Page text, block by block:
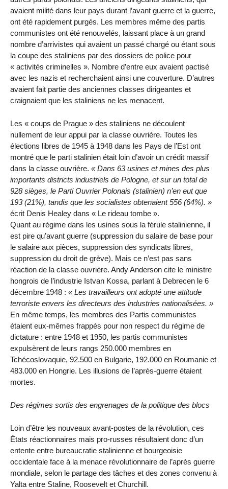
avaient milité dans leur pays durant l’avant guerre et la guerre,
ont été rapidement purgés. Les membres même des partis
communistes ont été renouvelés, laissant place à un grand
nombre d’arrivistes qui avaient un passé chargé ou étant sous
la coupe des staliniens par des dossiers de police pour
« activités criminelles ». Nombre d’entre eux avaient pactisé
avec les nazis et recherchaient ainsi une couverture. D’autres
avaient fait partie des anciennes classes dirigeantes et
craignaient que les staliniens ne les menacent.
Les « coups de Prague » des staliniens ne découlent
nullement de leur appui par la classe ouvrière. Toutes les
élections libres de 1945 à 1948 dans les Pays de l’Est ont
montré que le parti stalinien était loin d’avoir un crédit massif
dans la classe ouvrière. « Dans 63 usines et mines des plus
importants districts industriels de Pologne, et sur un total de
928 sièges, le Parti Ouvrier Polonais (stalinien) n’en eut que
193 (21%), tandis que les socialistes obtenaient 556 (64%). »
écrit Denis Healey dans « Le rideau tombe ».
Quant au régime dans les usines sous la férule stalinienne, il
est pire qu’avant guerre (suppression du salaire de base pour
le salaire aux pièces, suppression des syndicats libres,
suppression du droit de grève). Mais ce n’est pas sans
réaction de la classe ouvrière. Andy Anderson cite le ministre
hongrois de l’industrie Istvan Kossa, parlant à Debrecen le 6
décembre 1948 : « Les travailleurs ont adopté une attitude
terroriste envers les directeurs des industries nationalisées. »
En même temps, les membres des Partis communistes
étaient eux-mêmes frappés pour non respect du régime de
dictature : entre 1948 et 1950, les partis communistes
expulsèrent de leurs rangs 250.000 membres en
Tchécoslovaquie, 92.500 en Bulgarie, 192.000 en Roumanie et
483.000 en Hongrie. Les illusions de l’après-guerre étaient
mortes.
Des régimes sortis des engrenages de la politique des blocs
Loin d’être les nouveaux avant-postes de la révolution, ces
États réactionnaires mais pro-russes résultaient donc d’un
entente entre bureaucratie stalinienne et bourgeoisie
occidentale face à la menace révolutionnaire de l’après guerre
mondiale, selon le partage des tâches et des zones convenu à
Yalta entre Staline, Roosevelt et Churchill.